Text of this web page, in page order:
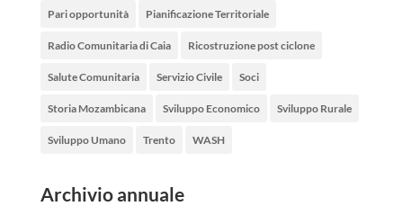
Pari opportunità Pianificazione Territoriale
Radio Comunitaria di Caia Ricostruzione post ciclone
Salute Comunitaria Servizio Civile Soci
Storia Mozambicana Sviluppo Economico Sviluppo Rurale
Sviluppo Umano Trento WASH
Archivio annuale